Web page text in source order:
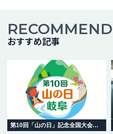
RECOMMEND
おすすめ記事
第10回「山の日」記念全国大会 岐阜in飛騨高山